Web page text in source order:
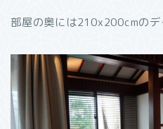
部屋の奥には210x200cmの